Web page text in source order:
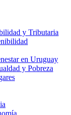
y Tributaria
en Uruguay
y Pobreza